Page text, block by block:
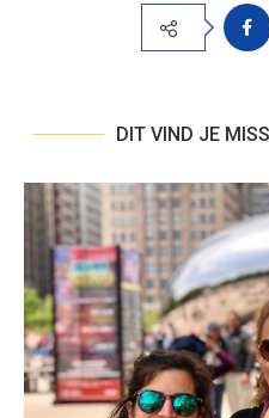
DIT VIND JE